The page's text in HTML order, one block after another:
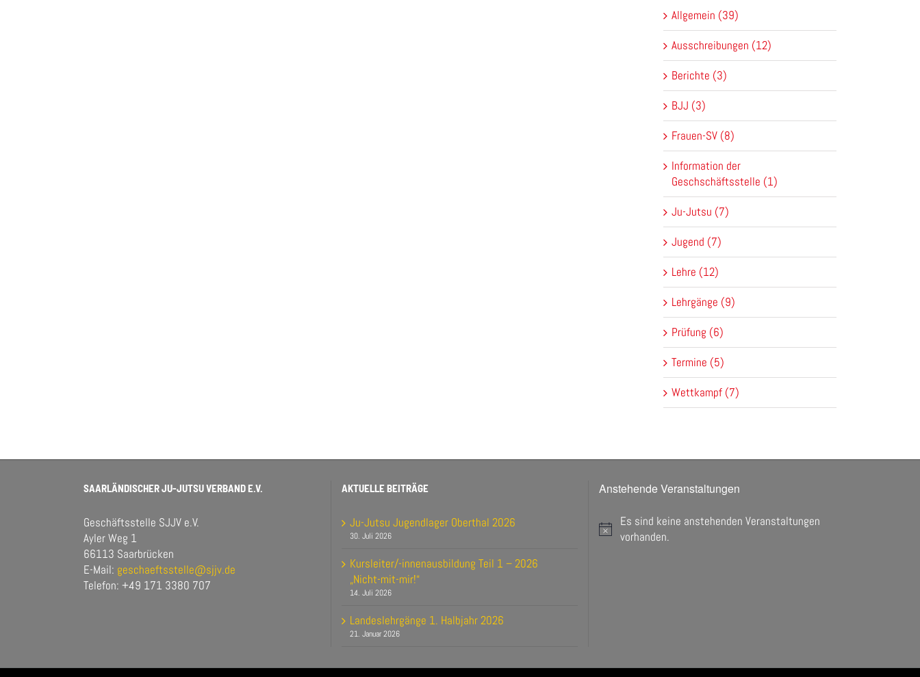
Allgemein (39)
Ausschreibungen (12)
Berichte (3)
BJJ (3)
Frauen-SV (8)
Information der
Geschschäftsstelle (1)
Ju-Jutsu (7)
Jugend (7)
Lehre (12)
Lehrgänge (9)
Prüfung (6)
Termine (5)
Wettkampf (7)
SAARLÄNDISCHER JU-JUTSU VERBAND E.V.
Geschäftsstelle SJJV e.V.
Ayler Weg 1
66113 Saarbrücken
E-Mail: geschaeftsstelle@sjjv.de
Telefon: +49 171 3380 707
AKTUELLE BEITRÄGE
Ju-Jutsu Jugendlager Oberthal 2026
30. Juli 2026
Kursleiter/-innenausbildung Teil 1 – 2026
„Nicht-mit-mir!“
14. Juli 2026
Landeslehrgänge 1. Halbjahr 2026
21. Januar 2026
Anstehende Veranstaltungen
Hinweis
Es sind keine anstehenden Veranstaltungen
vorhanden.